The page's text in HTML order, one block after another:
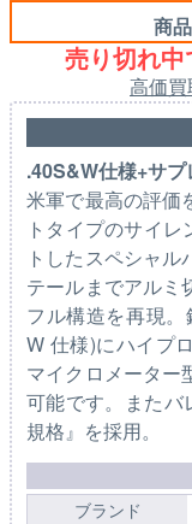
商
売り切れ中
高価
.40S&W仕様+サ
米軍で最高の評価
トタイプのサイ
トしたスペシャ
テールまでアルミ
フル構造を再現
W 仕様)にハイプ
マイクロメーター
可能です。またバ
規格』を採用。
ブランド